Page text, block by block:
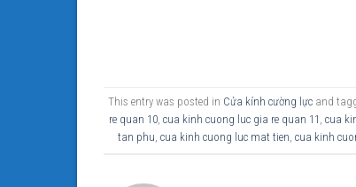
This entry was posted in Cửa kính cường lựcand
re quan 10,cua kinh cuong luc gia re quan 11 ,cua
tan phu, cua kinh cuong luc mat tien, cua kinh